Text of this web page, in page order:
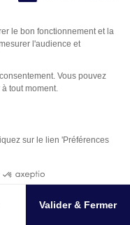
le bon fonctionnement et la
l'audience et
Vous pouvez
tout moment.
sur le lien 'Préférences
Valider & Fermer
des Conditions
de Services
p/cgs-mgu/
de l’utilisation
par
pourra se retourner
pour obtenir une
tous les préjudices,